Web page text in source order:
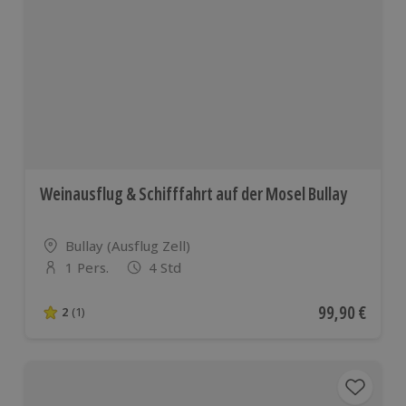
Weinausflug & Schifffahrt auf der Mosel Bullay
Standort
Bullay (Ausflug Zell)
Anzahl der Teilnehmer
1 Pers. 4 Std
2 von 5 Sternen basierend auf 1 Bewertungen
2 (1) Aktueller
99,90 €